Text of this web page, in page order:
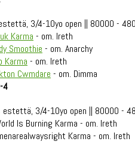
3/4-10yo open || 80000 -
Karma - om. Ireth
Smoothie - om. Anarchy
Karma - om. Ireth
Cwmdare - om. Dimma
4
estettä, 3/4-10yo open || 80000 -
Is Burning Karma - om. Ireth
Karma - om. Ireth